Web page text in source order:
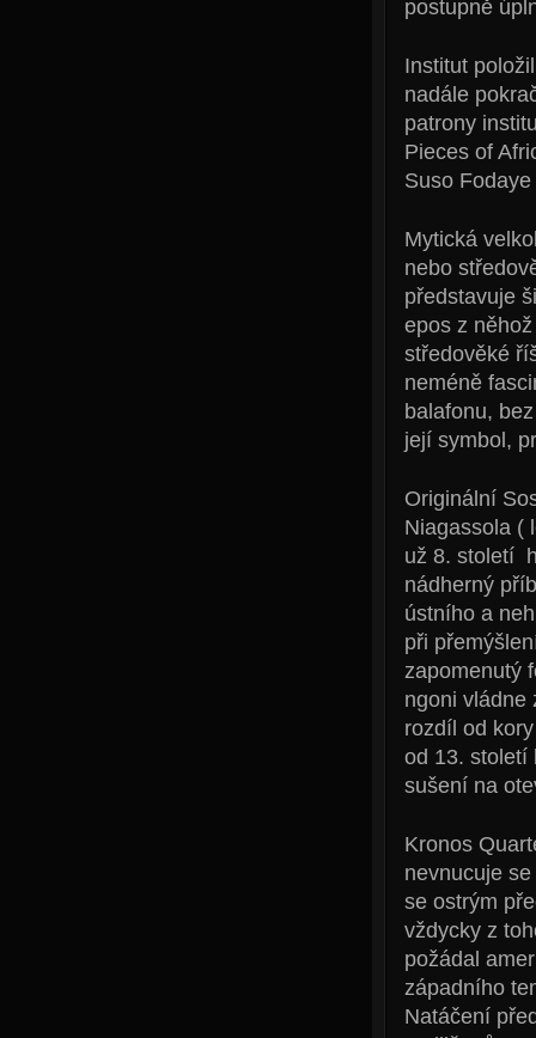
postupně
Institut
nadále
patrony
Pieces of
Suso
Mytická
nebo
představuje
epos z
středověké
neméně
balafonu,
její symbol,
Originální
Niagassola (
už 8. století
nádherný
ústního a
při
zapomenutý
ngoni vládne
rozdíl od
od 13. století
sušení na
Kronos
nevnucuje
se ostrým
vždycky z
požádal
západního
Natáčení